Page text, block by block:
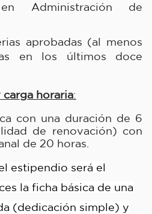
en Administración de
aprobadas (al menos
en los últimos doce
carga horaria:
con una duración de 6
de renovación) con
de 20 horas.
estipendio será el
la ficha básica de una
(dedicación simple) y